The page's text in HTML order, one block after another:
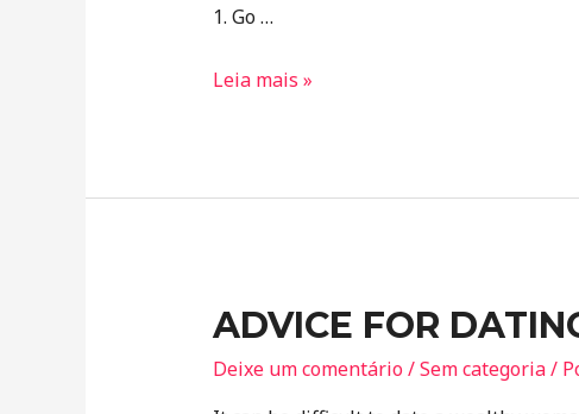
1. Go …
Leia mais »
ADVICE FOR
Deixe um comentário/Sem categoria/